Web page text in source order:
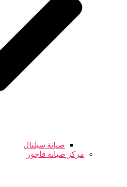
صيانة سيلتال
مركز صيانة فاجور